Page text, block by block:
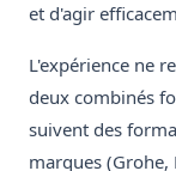
et d'agir
L'expérience ne
deux combinés
suivent des
marques (Grohe,